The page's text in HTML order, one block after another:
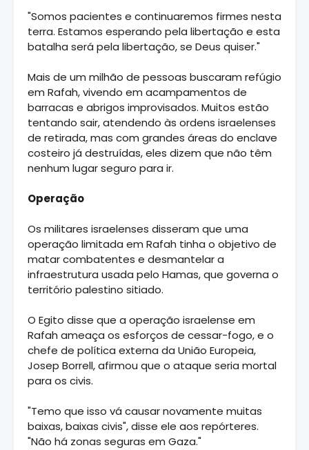
"Somos pacientes e continuaremos firmes nesta
terra. Estamos esperando pela libertação e esta
batalha será pela libertação, se Deus quiser."
Mais de um milhão de pessoas buscaram refúgio
em Rafah, vivendo em acampamentos de
barracas e abrigos improvisados. Muitos estão
tentando sair, atendendo às ordens israelenses
de retirada, mas com grandes áreas do enclave
costeiro já destruídas, eles dizem que não têm
nenhum lugar seguro para ir.
Operação
Os militares israelenses disseram que uma
operação limitada em Rafah tinha o objetivo de
matar combatentes e desmantelar a
infraestrutura usada pelo Hamas, que governa o
território palestino sitiado.
O Egito disse que a operação israelense em
Rafah ameaça os esforços de cessar-fogo, e o
chefe de política externa da União Europeia,
Josep Borrell, afirmou que o ataque seria mortal
para os civis.
"Temo que isso vá causar novamente muitas
baixas, baixas civis", disse ele aos repórteres.
"Não há zonas seguras em Gaza."